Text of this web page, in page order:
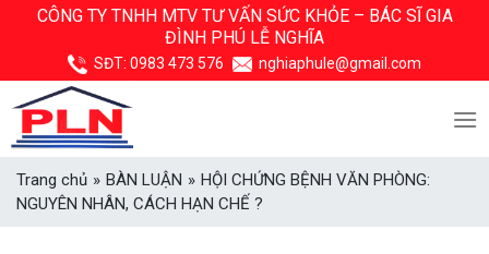
CÔNG TY TNHH MTV TƯ VẤN SỨC KHỎE – BÁC SĨ GIA
ĐÌNH PHÚ LỄ NGHĨA
SĐT: 0983 473 576 nghiaphule@gmail.com
Trang chủ » BÀN LUẬN » HỘI CHỨNG BỆNH VĂN PHÒNG:
NGUYÊN NHÂN, CÁCH HẠN CHẾ ?